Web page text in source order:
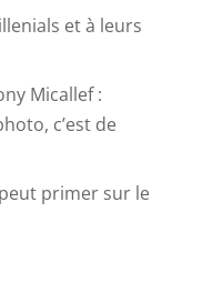
et à leurs
Micallef :
c’est de
primer sur le